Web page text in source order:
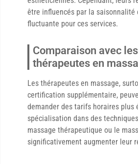
être influencés par la saisonnalité
fluctuante pour ces services.
Comparaison avec les
thérapeutes en
Les thérapeutes en massage,
certification supplémentaire,
demander des tarifs horaires plus
spécialisation dans des
massage thérapeutique ou le
significativement augmenter leur